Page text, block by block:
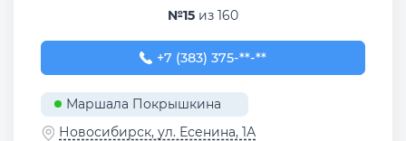
№15 из 160
+7 (383) 375-47-11
+7 (383) 375-**-**
Маршала Покрышкина
Новосибирск, ул. Есенина, 1А